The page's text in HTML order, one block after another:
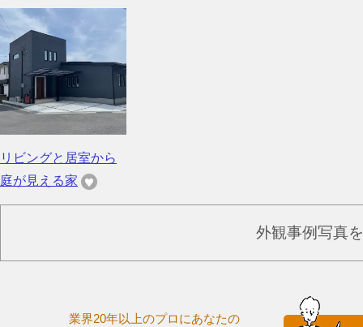
リビングと居室から
庭が見える家
外観事例写真
業界20年以上のプロにあなたの